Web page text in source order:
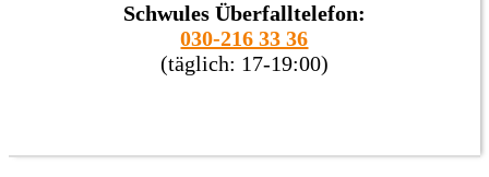
Schwules Überfalltelefon:
030-216 33 36
(täglich: 17-19:00)